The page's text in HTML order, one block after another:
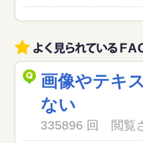
画像やテキ
ない
335896 回 閲覧